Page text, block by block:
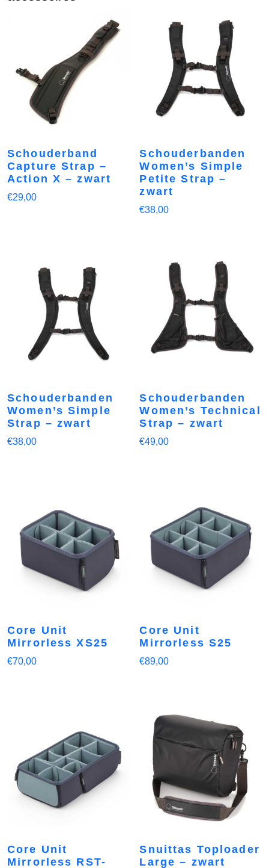
Schouderband
Capture Strap –
Action X – zwart
€29,00
Schouderbanden
Women’s Simple
Petite Strap –
zwart
€38,00
Schouderbanden
Women’s Simple
Strap – zwart
€38,00
Schouderbanden
Women’s Technical
Strap – zwart
€49,00
Core Unit
Mirrorless XS25
€70,00
Core Unit
Mirrorless S25
€89,00
Core Unit
Mirrorless RST-
Snuittas Toploader
Large – zwart